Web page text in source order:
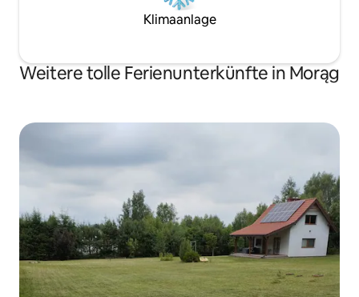
Klimaanlage
Weitere tolle Ferienunterkünfte in Morąg